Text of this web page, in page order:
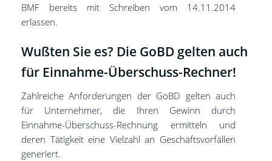
BMF bereits mit Schreiben vom 14.11.2014
erlassen.
Wußten Sie es? Die GoBD gelten auch
für Einnahme-Überschuss-Rechner!
Zahlreiche Anforderungen der GoBD gelten auch
für Unternehmer, die Ihren Gewinn durch
Einnahme-Überschuss-Rechnung ermitteln und
deren Tätigkeit eine Vielzahl an Geschäftsvorfällen
generiert.